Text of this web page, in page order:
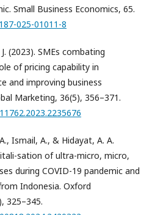
Small Business Economics, 65.
025-01011-8
(2023). SMEs combating
of pricing capability in
and improving business
Marketing, 36(5), 356–371.
Ismail, A., & Hidayat, A. A.
sation of ultra-micro, micro,
during COVID-19 pandemic and
Indonesia. Oxford
325–345.